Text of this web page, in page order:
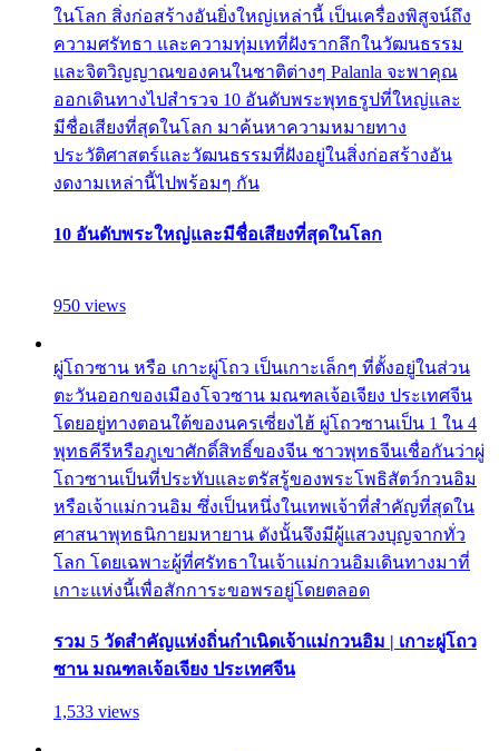
ในโลก สิ่งก่อสร้างอันยิ่งใหญ่เหล่านี้ เป็นเครื่องพิสูจน์ถึง
ความศรัทธา และความทุ่มเทที่ฝังรากลึกในวัฒนธรรม
และจิตวิญญาณของคนในชาติต่างๆ Palanla จะพาคุณ
ออกเดินทางไปสำรวจ 10 อันดับพระพุทธรูปที่ใหญ่และ
มีชื่อเสียงที่สุดในโลก มาค้นหาความหมายทาง
ประวัติศาสตร์และวัฒนธรรมที่ฝังอยู่ในสิ่งก่อสร้างอัน
งดงามเหล่านี้ไปพร้อมๆ กัน
10 อันดับพระใหญ่และมีชื่อเสียงที่สุดในโลก
950 views
ผู่โถวซาน หรือ เกาะผู่โถว เป็นเกาะเล็กๆ ที่ตั้งอยู่ในส่วน
ตะวันออกของเมืองโจวซาน มณฑลเจ้อเจียง ประเทศจีน
โดยอยู่ทางตอนใต้ของนครเซี่ยงไฮ้ ผู่โถวซานเป็น 1 ใน 4
พุทธคีรีหรือภูเขาศักดิ์สิทธิ์ของจีน ชาวพุทธจีนเชื่อกันว่าผู่
โถวซานเป็นที่ประทับและตรัสรู้ของพระโพธิสัตว์กวนอิม
หรือเจ้าแม่กวนอิม ซึ่งเป็นหนึ่งในเทพเจ้าที่สำคัญที่สุดใน
ศาสนาพุทธนิกายมหายาน ดังนั้นจึงมีผู้แสวงบุญจากทั่ว
โลก โดยเฉพาะผู้ที่ศรัทธาในเจ้าแม่กวนอิมเดินทางมาที่
เกาะแห่งนี้เพื่อสักการะขอพรอยู่โดยตลอด
รวม 5 วัดสำคัญแห่งถิ่นกำเนิดเจ้าแม่กวนอิม | เกาะผู่โถว
ซาน มณฑลเจ้อเจียง ประเทศจีน
1,533 views